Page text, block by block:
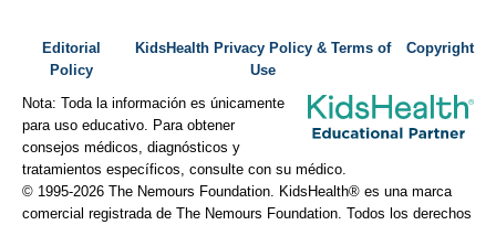
Editorial
Policy
KidsHealth Privacy Policy & Terms of
Use
Copyright
Nota: Toda la información es únicamente
para uso educativo. Para obtener
consejos médicos, diagnósticos y
tratamientos específicos, consulte con su médico.
© 1995-2026 The Nemours Foundation. KidsHealth® es una marca
comercial registrada de The Nemours Foundation. Todos los derechos